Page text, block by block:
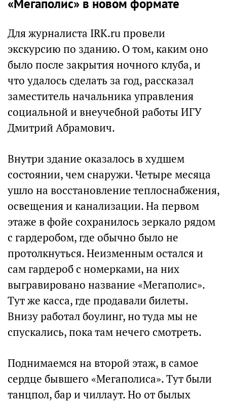
«Мегаполис» в новом формате
Для журналиста IRK.ru провели
экскурсию по зданию. О том, каким оно
было после закрытия ночного клуба, и
что удалось сделать за год, рассказал
заместитель начальника управления
социальной и внеучебной работы ИГУ
Дмитрий Абрамович.
Внутри здание оказалось в худшем
состоянии, чем снаружи. Четыре месяца
ушло на восстановление теплоснабжения,
освещения и канализации. На первом
этаже в фойе сохранилось зеркало рядом
с гардеробом, где обычно было не
протолкнуться. Неизменным остался и
сам гардероб с номерками, на них
выгравировано название «Мегаполис».
Тут же касса, где продавали билеты.
Внизу работал боулинг, но туда мы не
спускались, пока там нечего смотреть.
Поднимаемся на второй этаж, в самое
сердце бывшего «Мегаполиса». Тут были
танцпол, бар и чиллаут. Но от былых